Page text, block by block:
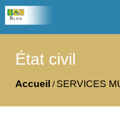
État civil
Accueil / SERVICES